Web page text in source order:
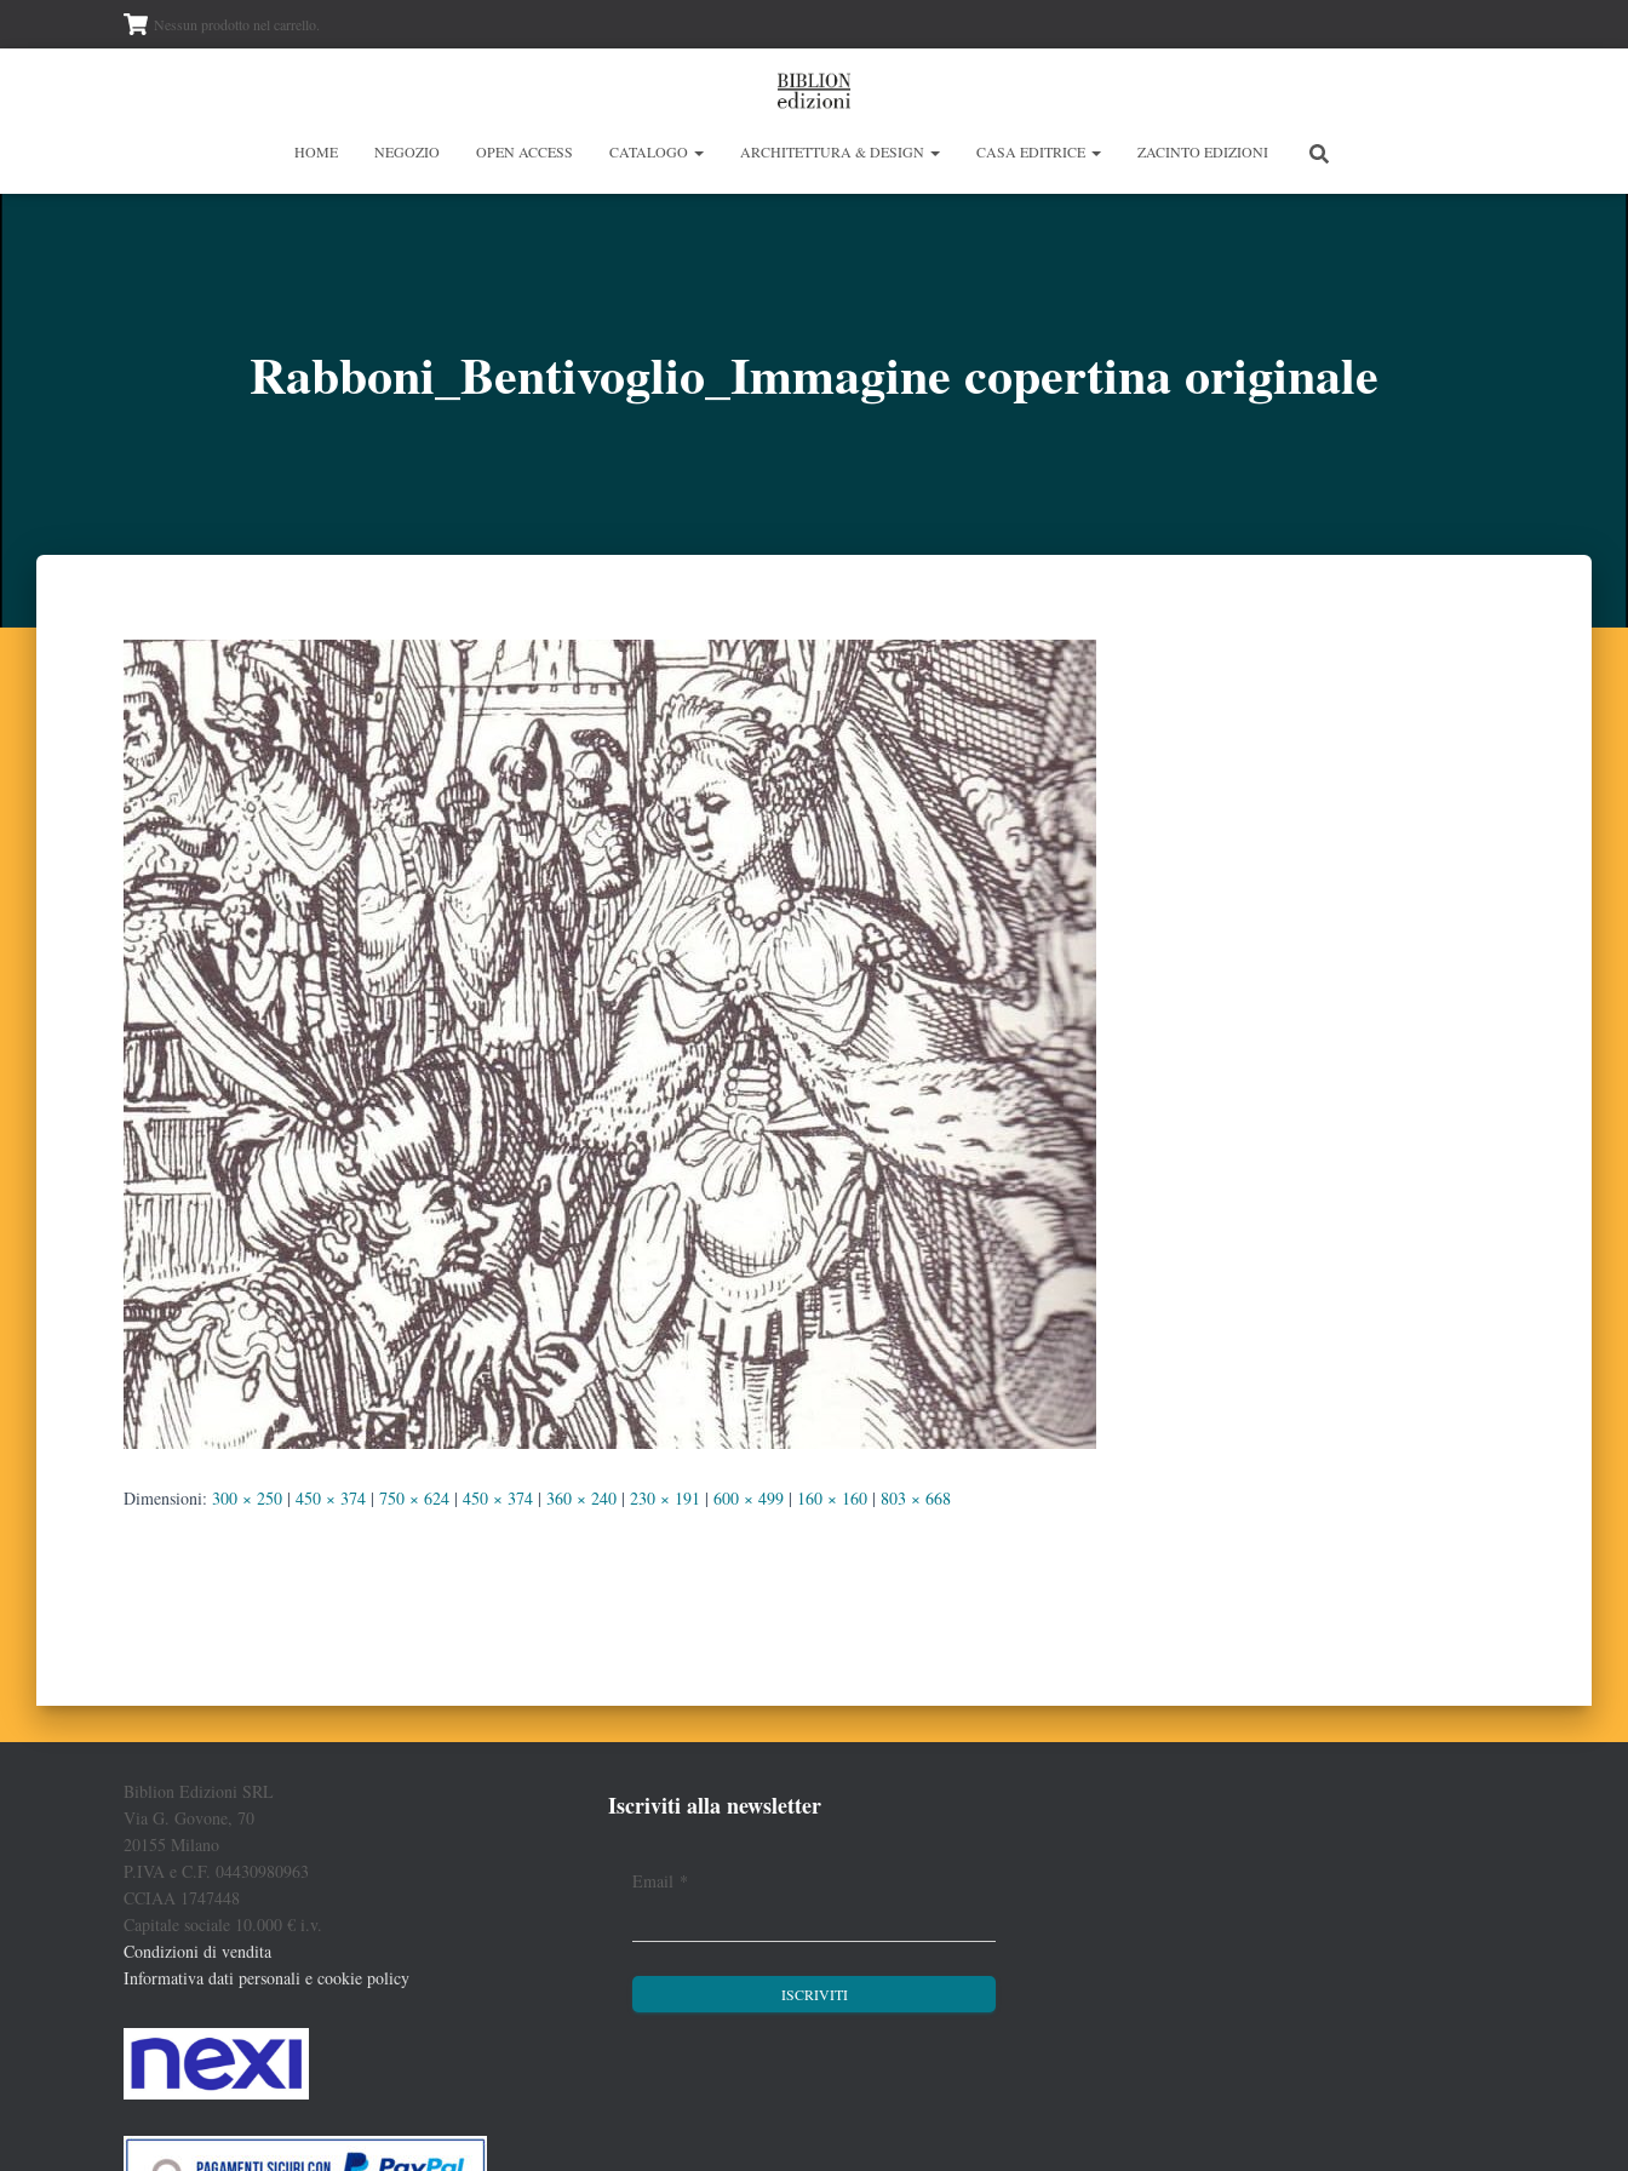
Nessun prodotto nel carrello.
HOME NEGOZIO OPEN ACCESS CATALOGO ARCHITETTURA & DESIGN CASA EDITRICE ZACINTO EDIZIONI
Rabboni_Bentivoglio_Immagine copertina originale
Dimensioni: 300 × 250 | 450 × 374 | 750 × 624 | 450 × 374 | 360 × 240 | 230 × 191 | 600 × 499 | 160 × 160 | 803 × 668
Biblion Edizioni SRL
Via G. Govone, 70
20155 Milano
P.IVA e C.F. 04430980963
CCIAA 1747448
Capitale sociale 10.000 € i.v.
Condizioni di vendita
Informativa dati personali e cookie policy
Iscriviti alla newsletter
Email *